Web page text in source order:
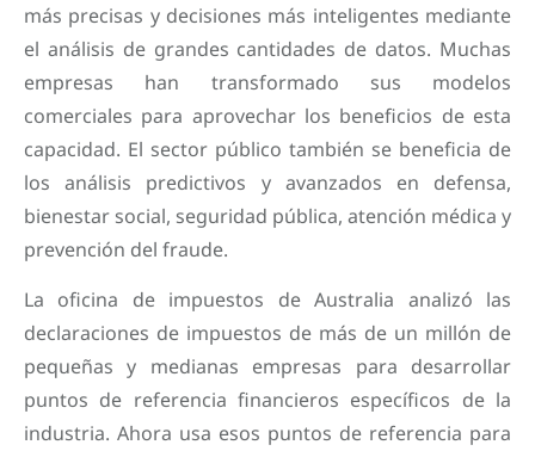
más precisas y decisiones más inteligentes mediante
el análisis de grandes cantidades de datos. Muchas
empresas han transformado sus modelos
comerciales para aprovechar los beneficios de esta
capacidad. El sector público también se beneficia de
los análisis predictivos y avanzados en defensa,
bienestar social, seguridad pública, atención médica y
prevención del fraude.
La oficina de impuestos de Australia analizó las
declaraciones de impuestos de más de un millón de
pequeñas y medianas empresas para desarrollar
puntos de referencia financieros específicos de la
industria. Ahora usa esos puntos de referencia para